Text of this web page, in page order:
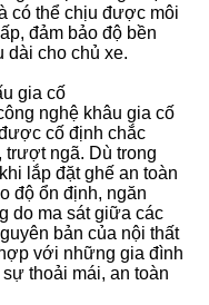
có thể chịu được môi
đảm bảo độ bền
dài cho chủ xe.
gia cố
nghệ khâu gia cố
cố định chắc
trượt ngã. Dù trong
lắp đặt ghế an toàn
độ ổn định, ngăn
do ma sát giữa các
bản của nội thất
với những gia đình
thoải mái, an toàn